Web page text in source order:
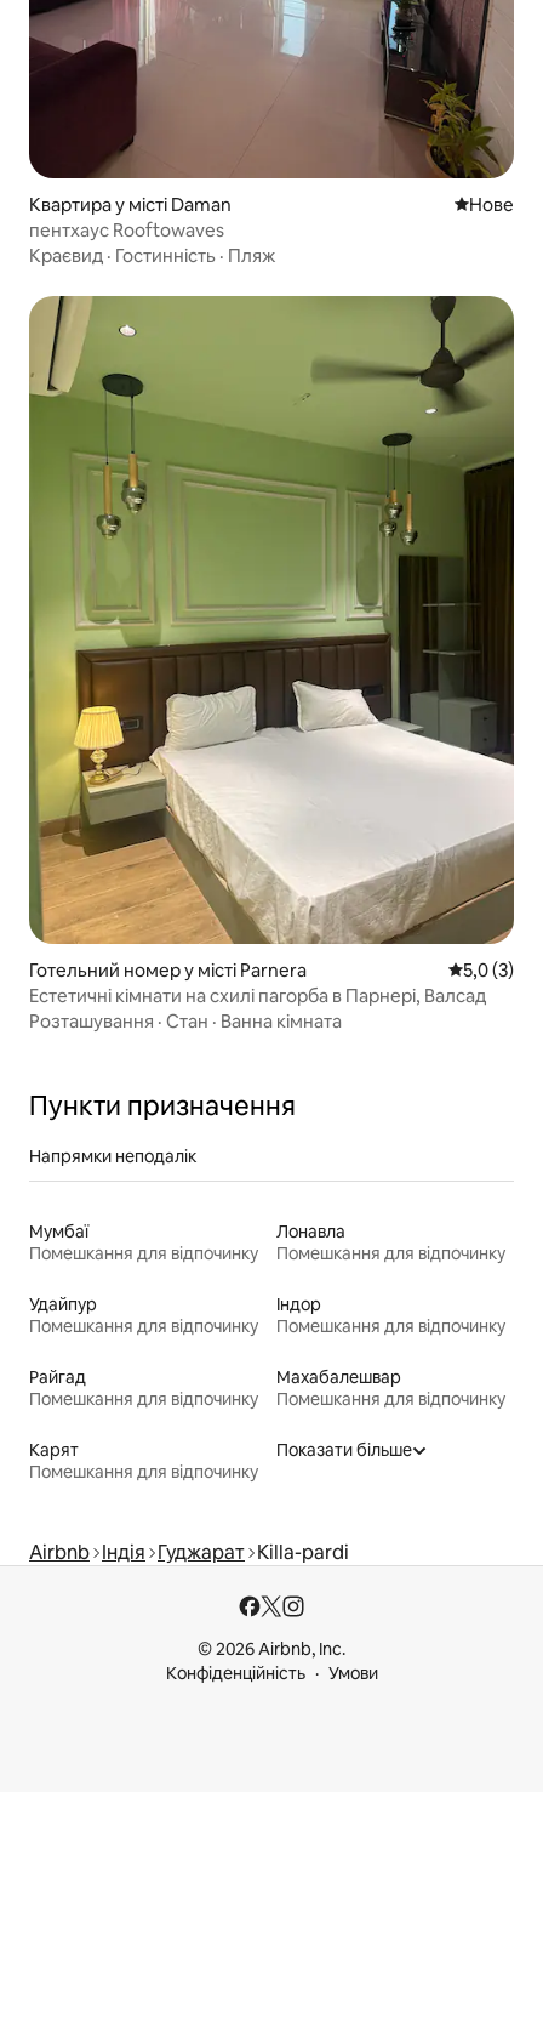
Квартира у місті Daman Нове
Нове
пентхаус Rooftowaves
Краєвид · Гостинність · Пляж
Готельний номер у місті Parnera Середня
5,0 (3)
Естетичні кімнати на схилі пагорба в Парнері, Валсад
Розташування · Стан · Ванна кімната
Пункти призначення
Напрямки неподалік
Мумбаї
Помешкання для відпочинку
Лонавла
Помешкання для відпочинку
Удайпур
Помешкання для відпочинку
Індор
Помешкання для відпочинку
Райгад
Помешкання для відпочинку
Махабалешвар
Помешкання для відпочинку
Карят
Помешкання для відпочинку
Показати більше
Airbnb Індія Гуджарат Killa-pardi
© 2026 Airbnb, Inc.
Конфіденційність
Умови